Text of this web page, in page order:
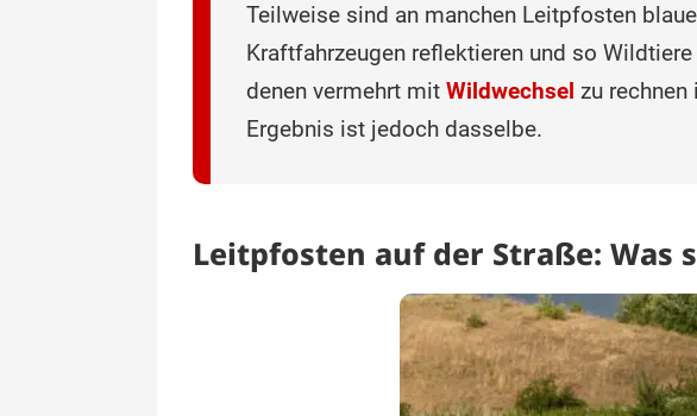
Teilweise sind an manchen Leitpfosten
Kraftfahrzeugen reflektieren und so
denen vermehrt mit Wildwechsel zu
Ergebnis ist jedoch dasselbe.
Leitpfosten auf der Straße: Was